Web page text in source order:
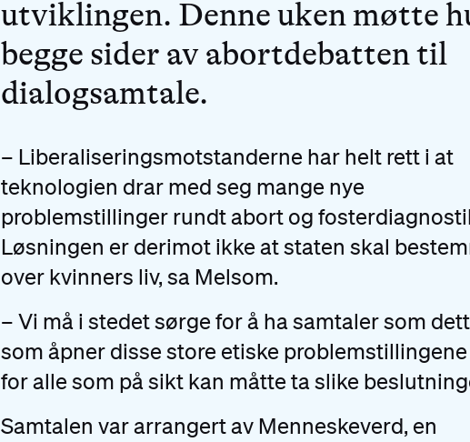
utviklingen. Denne uken møtte
begge sider av abortdebatten til
dialogsamtale.
– Liberaliseringsmotstanderne har helt rett i at
teknologien drar med seg mange nye
problemstillinger rundt abort og
Løsningen er derimot ikke at staten skal
over kvinners liv, sa Melsom.
– Vi må i stedet sørge for å ha samtaler som
som åpner disse store etiske
for alle som på sikt kan måtte ta slike
Samtalen var arrangert av Menneskeverd, en